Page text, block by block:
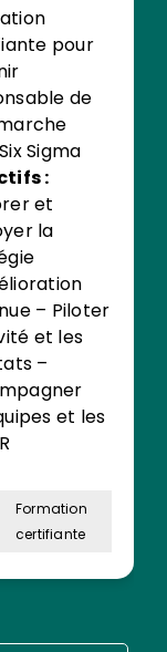
pour
de
Sigma
:
et
la
– Piloter
et les
–
et les
Formation
certifiante